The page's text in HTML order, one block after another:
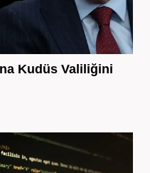
Kudüs Valiliğini